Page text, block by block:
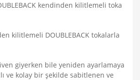
kendinden kilitlemeli toka
kilitlemeli DOUBLEBACK tokalarla
giyerken bile yeniden ayarlamaya
ve kolay bir şekilde sabitlenen ve